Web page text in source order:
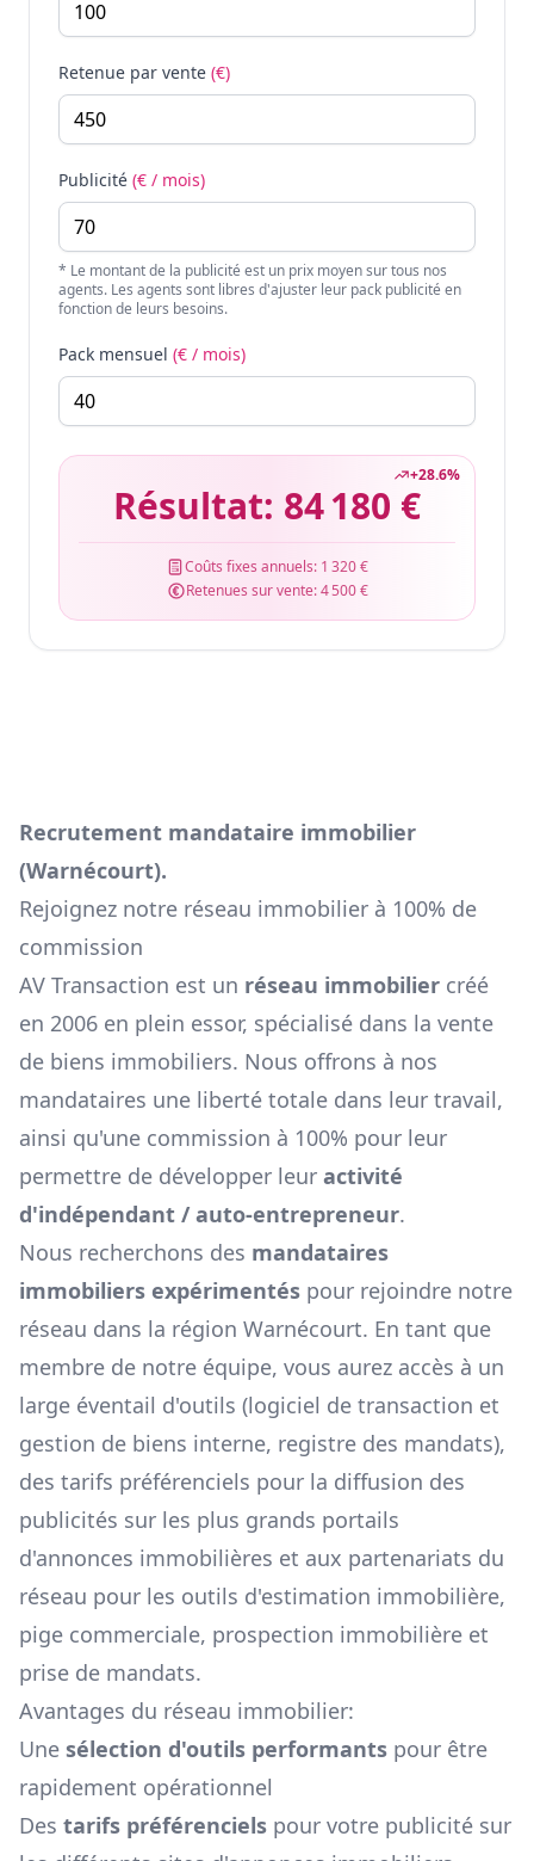
Retenue par vente (€)
Publicité (€ / mois)
* Le montant de la publicité est un prix moyen sur tous nos
agents. Les agents sont libres d'ajuster leur pack publicité en
fonction de leurs besoins.
Pack mensuel (€ / mois)
+28.6%
Résultat: 84 180 €
Coûts fixes annuels: 1 320 €
Retenues sur vente:4 500 €
Recrutement mandataire immobilier
(Warnécourt).
Rejoignez notre réseau immobilier à 100% de
commission
AV Transaction est un réseau immobilier créé
en 2006 en plein essor, spécialisé dans la vente
de biens immobiliers. Nous offrons à nos
mandataires une liberté totale dans leur travail,
ainsi qu'une commission à 100% pour leur
permettre de développer leur activité
d'indépendant / auto-entrepreneur.
Nous recherchons des mandataires
immobiliers expérimentés pour rejoindre notre
réseau dans la région Warnécourt. En tant que
membre de notre équipe, vous aurez accès à un
large éventail d'outils (logiciel de transaction et
gestion de biens interne, registre des mandats),
des tarifs préférenciels pour la diffusion des
publicités sur les plus grands portails
d'annonces immobilières et aux partenariats du
réseau pour les outils d'estimation immobilière,
pige commerciale, prospection immobilière et
prise de mandats.
Avantages du réseau immobilier:
Une sélection d'outils performants pour être
rapidement opérationnel
Des tarifs préférenciels pour votre publicité sur